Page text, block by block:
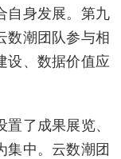
自身发展。第九
数潮团队参与相
设、数据价值应
了成果展览、
集中。云数潮团